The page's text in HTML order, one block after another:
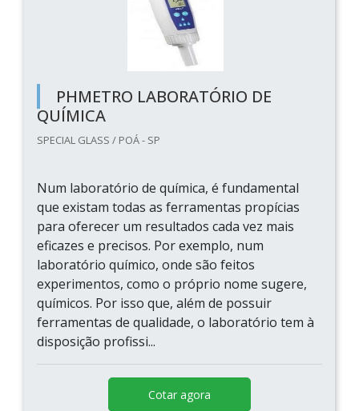
PHMETRO LABORATÓRIO DE
QUÍMICA
SPECIAL GLASS / POÁ - SP
Num laboratório de química, é fundamental
que existam todas as ferramentas propícias
para oferecer um resultados cada vez mais
eficazes e precisos. Por exemplo, num
laboratório químico, onde são feitos
experimentos, como o próprio nome sugere,
químicos. Por isso que, além de possuir
ferramentas de qualidade, o laboratório tem à
disposição profissi...
Cotar agora